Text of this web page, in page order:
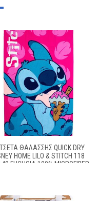
ΘΑΛΆΣΣΗΣ QUICK DRY
HOME LILO & STITCH 118
FUCHSIA 100% MICROFIBER